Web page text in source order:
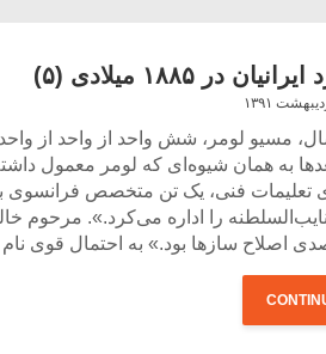
در ۱۸۸۵ میلادی (۵)
‌‌‌مسیو لومر، شش واحد از واحد از
فنی، یک تن متخصص فرانسوی
اصلاح سازها بود.» به ا‌حتمال